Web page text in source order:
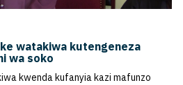
watakiwa kutengeneza
wa soko
kwenda kufanyia kazi mafunzo